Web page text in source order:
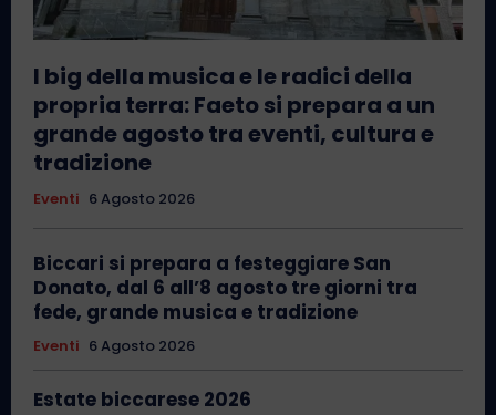
I big della musica e le radici della
propria terra: Faeto si prepara a un
grande agosto tra eventi, cultura e
tradizione
Eventi 6 Agosto 2026
Biccari si prepara a festeggiare San
Donato, dal 6 all’8 agosto tre giorni tra
fede, grande musica e tradizione
Eventi 6 Agosto 2026
Estate biccarese 2026